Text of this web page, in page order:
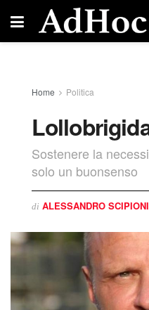
Home Politica
Sostenere la
solo un buonsenso
di ALESSANDRO SCIPIONI